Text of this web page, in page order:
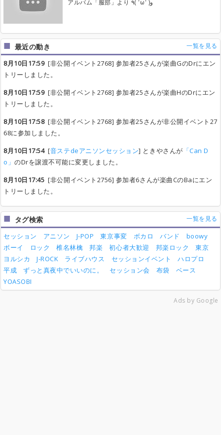
アルバム「服部」より ٩( 'ω' )و
最近の動き 一覧を見る
8月10日17:59[非公開イベント2768] 参加者25さんが楽曲GのDrにエン
トリーしました。
8月10日17:59[非公開イベント2768] 参加者25さんが楽曲HのDrにエン
トリーしました。
8月10日17:58[非公開イベント2768] 参加者25さんが非公開イベント27
68に参加しました。
8月10日17:54[音ステdeアニソンセッション] ときやさんが 「Can D
o」のDrを譲渡不可能に変更しました。
8月10日17:45 [非公開イベント2756] 参加者6さんが楽曲CのBaにエン
トリーしました。
タグ検索 一覧を見る
セッション アニソン J-POP 東京事変 ボカロ バンド
boowy
ボーイ
ロック 椎名林檎 邦楽 初心者大歓迎 邦楽ロック
東京
ヨルシカ
J-ROCK ライブハウス セッションイベント
ハロプロ
平成
ずっと真夜中でいいのに。 セッション会 布袋
ベース
YOASOBI
Ads by Google